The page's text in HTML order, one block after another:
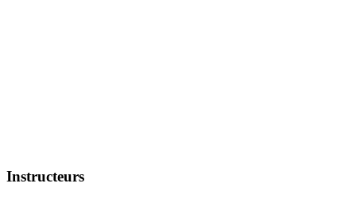
Instructeurs